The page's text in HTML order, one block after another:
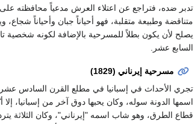
تدبر ضده، فتراجع عن اعتلاء العرش مدعياً محافظته
متناقضة وطبيعة متقلبة، فهو أحياناً جبان وأحياناً شجاع،
يصلح لأن يكون بطلاً للمسرحية بالإضافة لكونه شخصية
السابع عشر.‏
مسرحية إيرناني (1829)‏
تجري الأحداث في إسبانيا في مطلع القرن السادس عشر
اسمها الدونة سوله، وكان يحبها دوق آخر من إسبانيا،
قطاع الطرق، وهو شاب اسمه "إيرناني"، وكان الثلاثة